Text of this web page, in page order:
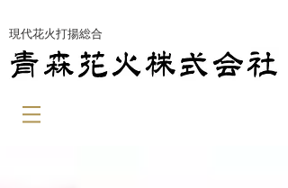
​現代花火打揚総合